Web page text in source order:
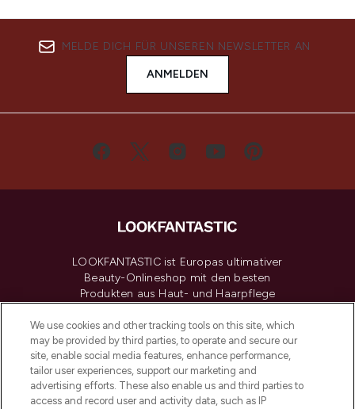
MELDE DICH FÜR UNSEREN NEWSLETTER AN
ANMELDEN
LOOKFANTASTIC ist Europas ultimativer
Beauty-Onlineshop mit den besten
Produkten aus Haut- und Haarpflege
renommierten Marken. Shoppe online
oder über die App mit kostenloser
Lieferung ab einem Einkaufswert von 30€.
Cookie-Einwilligung
We use cookies and other tracking tools on this site, which
may be provided by third parties, to operate and secure our
site, enable social media features, enhance performance,
tailor user experiences, support our marketing and
advertising efforts. These also enable us and third parties to
access and record user and activity data, such as IP